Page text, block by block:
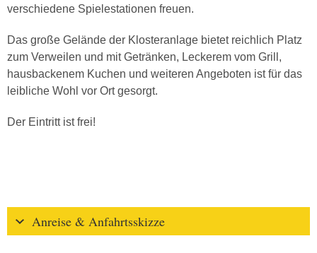
verschiedene Spielestationen freuen.
Das große Gelände der Klosteranlage bietet reichlich Platz
zum Verweilen und mit Getränken, Leckerem vom Grill,
hausbackenem Kuchen und weiteren Angeboten ist für das
leibliche Wohl vor Ort gesorgt.
Der Eintritt ist frei!
Anreise & Anfahrtsskizze